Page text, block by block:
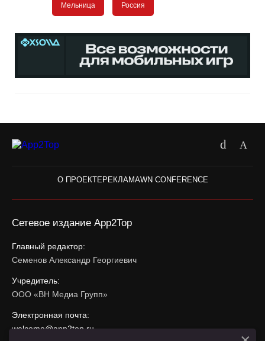
Мельница Россия
О ПРОЕКТЕРЕКЛАМАWN CONFERENCE
Сетевое издание App2Top
Главный редактор:
Семенов Александр Георгиевич
Учредитель:
ООО «ВН Медиа Групп»
Электронная почта:
welcome@app2top.ru